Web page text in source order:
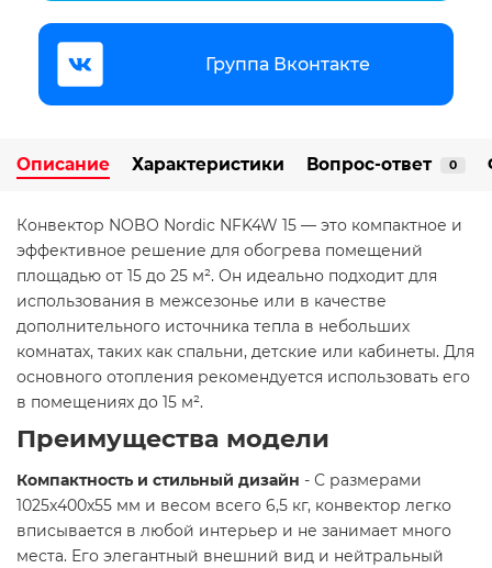
Группа Вконтакте
Описание Характеристики Вопрос-ответ 0
Конвектор NOBO Nordic NFK4W 15 — это компактное и
эффективное решение для обогрева помещений
площадью от 15 до 25 м². Он идеально подходит для
использования в межсезонье или в качестве
дополнительного источника тепла в небольших
комнатах, таких как спальни, детские или кабинеты. Для
основного отопления рекомендуется использовать его
в помещениях до 15 м².
Преимущества модели
Компактность и стильный дизайн - С размерами
1025x400x55 мм и весом всего 6,5 кг, конвектор легко
вписывается в любой интерьер и не занимает много
места. Его элегантный внешний вид и нейтральный